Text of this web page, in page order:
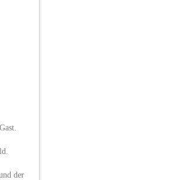
der